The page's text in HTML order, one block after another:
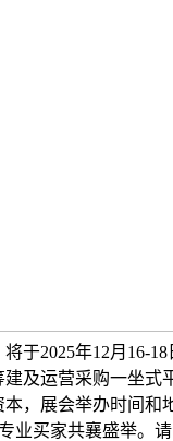
于2025年12月16-
及运营采购一坐式
，展会举办时间和
业买家共襄盛举。